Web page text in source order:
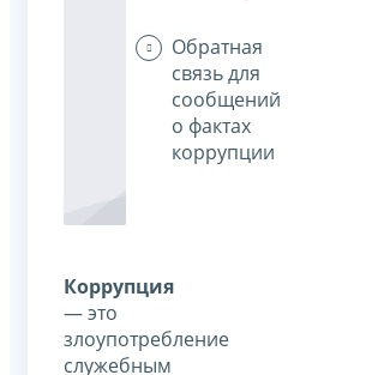
Обратная
связь для
сообщений
о фактах
коррупции
Коррупция
— это
злоупотребление
служебным